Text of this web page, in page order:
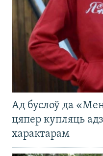
Ад буслоў да
цяпер купляць
характарам